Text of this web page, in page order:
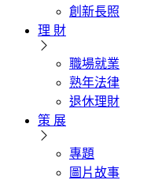
創新長照
理 財
職場就業
熟年法律
退休理財
策 展
專題
圖片故事